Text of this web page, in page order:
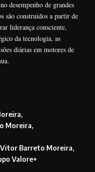
desempenho de grandes
são construídos a partir de
liderança consciente,
da tecnologia, as
diárias em motores de
Moreira
Vitor Barreto Moreira
Valore+